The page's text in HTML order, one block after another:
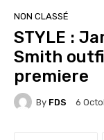
NON CLASSÉ
STYLE :
Smith
premiere
By FDS 6